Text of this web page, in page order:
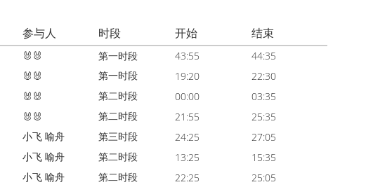
参与人 时段 开始 结束
🐰🐰 第一时段 43:55
44:35
🐰🐰 第一时段 19:20
22:30
🐰🐰 第二时段 00:00
03:35
🐰🐰 第二时段 21:55
25:35
小飞 喻舟 第三时段 24:25
27:05
小飞 喻舟 第二时段 13:25
15:35
小飞 喻舟 第二时段 22:25 25:05